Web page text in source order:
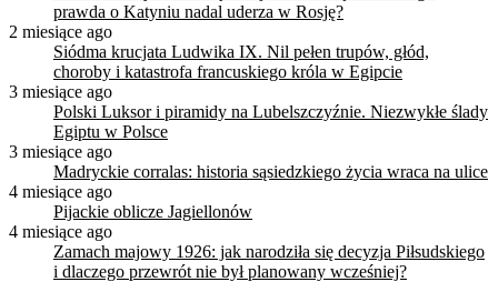
prawda o Katyniu nadal uderza w Rosję?
2 miesiące ago
Siódma krucjata Ludwika IX. Nil pełen trupów, głód,
choroby i katastrofa francuskiego króla w Egipcie
3 miesiące ago
Polski Luksor i piramidy na Lubelszczyźnie. Niezwykłe ślady
Egiptu w Polsce
3 miesiące ago
Madryckie corralas: historia sąsiedzkiego życia wraca na ulice
4 miesiące ago
Pijackie oblicze Jagiellonów
4 miesiące ago
Zamach majowy 1926: jak narodziła się decyzja Piłsudskiego
i dlaczego przewrót nie był planowany wcześniej?